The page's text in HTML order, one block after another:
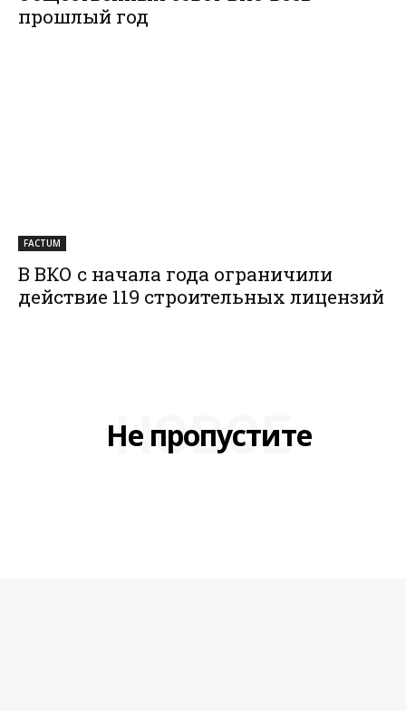
прошлый год
FACTUM
В ВКО с начала года ограничили
действие 119 строительных лицензий
Не пропустите
НОВОЕ